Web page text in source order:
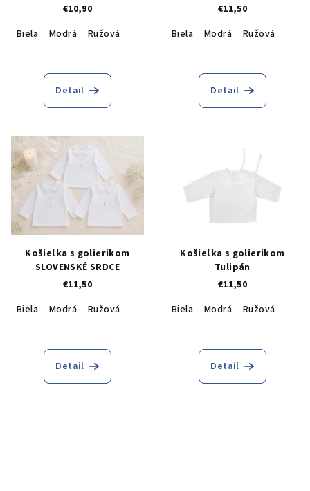
€10,90
Biela
Modrá Ružová
Detail
€11,50
Biela
Modrá Ružová
Detail
Košieľka s golierikom
SLOVENSKÉ SRDCE
€11,50
Biela
Modrá Ružová
Detail
Košieľka s golierikom
Tulipán
€11,50
Biela
Modrá Ružová
Detail